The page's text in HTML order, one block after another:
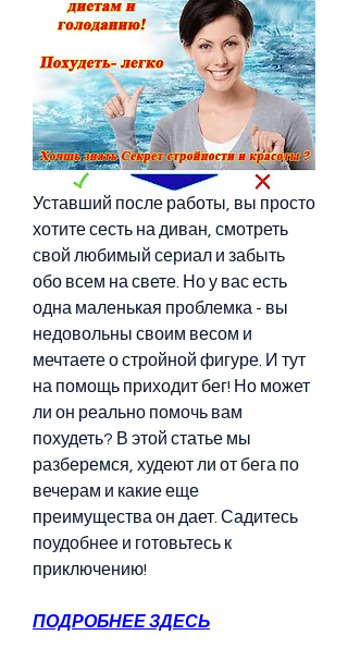
Уставший после работы, вы просто
хотите сесть на диван, смотреть
свой любимый сериал и забыть
обо всем на свете. Но у вас есть
одна маленькая проблемка - вы
недовольны своим весом и
мечтаете о стройной фигуре. И тут
на помощь приходит бег! Но может
ли он реально помочь вам
похудеть? В этой статье мы
разберемся, худеют ли от бега по
вечерам и какие еще
преимущества он дает. Садитесь
поудобнее и готовьтесь к
приключению!
ПОДРОБНЕЕ ЗДЕСЬ